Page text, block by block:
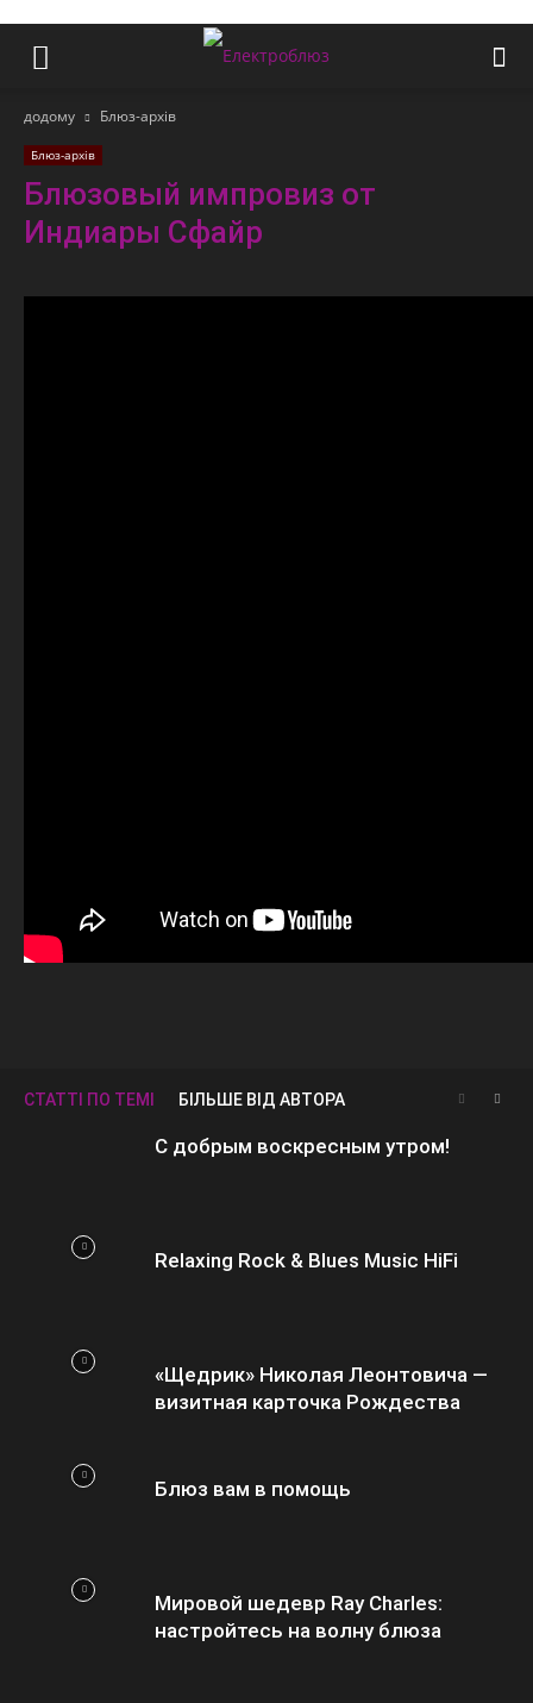
додому Блюз-архів
Блюз-архів
Блюзовый импровиз от
Индиары Сфайр
СТАТТІ ПО ТЕМІ БІЛЬШЕ ВІД АВТОРА
С добрым воскресным утром!
Relaxing Rock & Blues Music HiFi
«Щедрик» Николая Леонтовича —
визитная карточка Рождества
Блюз вам в помощь
Мировой шедевр Ray Charles:
настройтесь на волну блюза